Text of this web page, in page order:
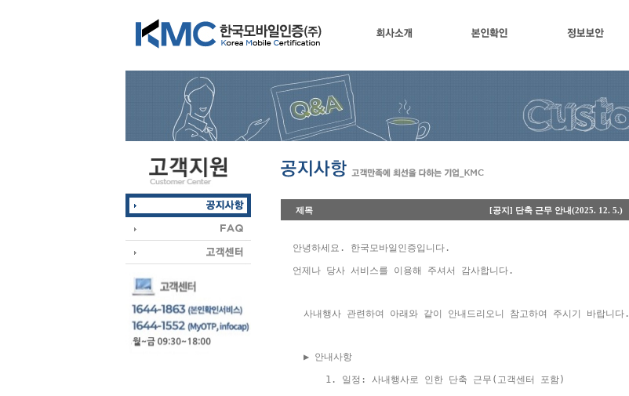
제목 [공지] 단축 근무 안내(2025. 12. 5.)
안녕하세요. 한국모바일인증입니다.
언제나 당사 서비스를 이용해 주셔서 감사합니다.
사내행사 관련하여 아래와 같이 안내드리오니 참고하여 주시기 바랍니다.
  ▶ 안내사항
1. 일정: 사내행사로 인한 단축 근무(고객센터 포함)